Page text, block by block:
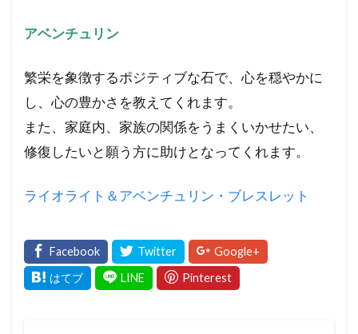
アベンチュリン
繁栄を象徴するポジティブな石で、心を穏やかに
し、心の豊かさを教えてくれます。
また、家庭内、家族の関係をうまくいかせたい、
修復したいと願う方に助けとなってくれます。
ライオライト＆アベンチュリン・ブレスレット